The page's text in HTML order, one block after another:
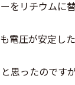
をリチウムに
電圧が安定し
思ったのです